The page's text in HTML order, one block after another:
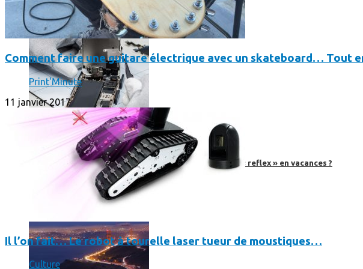
Faut-il encore emmener son bon vieux appareil photo « reflex » en vacances ?
Comment faire une guitare électrique avec un skateboard… Tout
Print'Minute
11 janvier 2017
Il l’on fait… Le robot à tourelle laser tueur de moustiques…
Culture